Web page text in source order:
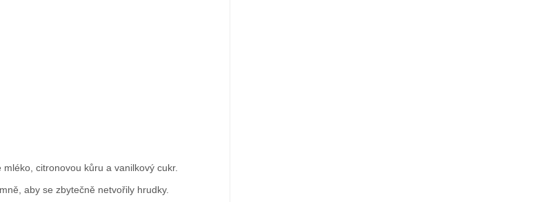
citronovou kůru a vanilkový cukr.
aby se zbytečně netvořily hrudky.